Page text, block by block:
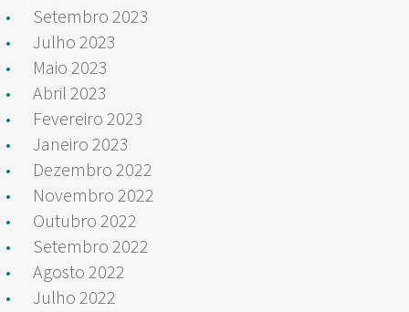
Setembro 2023
Julho 2023
Maio 2023
Abril 2023
Fevereiro 2023
Janeiro 2023
Dezembro 2022
Novembro 2022
Outubro 2022
Setembro 2022
Agosto 2022
Julho 2022